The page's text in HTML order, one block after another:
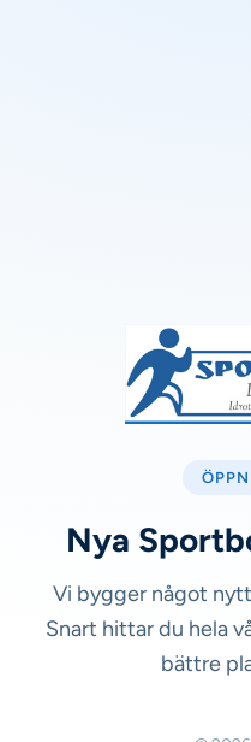
Nya
Vi bygger något
Snart hittar du hela
bättre